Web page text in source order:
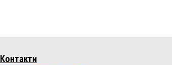
Контакти